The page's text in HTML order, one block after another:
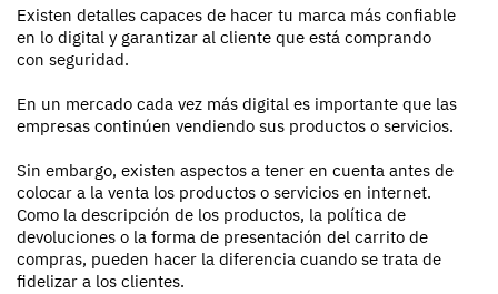
Existen detalles capaces de hacer tu marca más confiable
en lo digital y garantizar al cliente que está comprando
con seguridad.
En un mercado cada vez más digital es importante que las
empresas continúen vendiendo sus productos o servicios.
Sin embargo, existen aspectos a tener en cuenta antes de
colocar a la venta los productos o servicios en internet.
Como la descripción de los productos, la política de
devoluciones o la forma de presentación del carrito de
compras, pueden hacer la diferencia cuando se trata de
fidelizar a los clientes.